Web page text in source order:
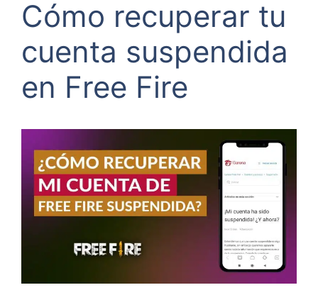
Cómo recuperar tu
cuenta suspendida
en Free Fire